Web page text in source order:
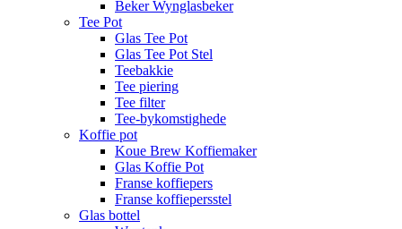
Beker Wynglasbeker
Tee Pot
Glas Tee Pot
Glas Tee Pot Stel
Teebakkie
Tee piering
Tee filter
Tee-bykomstighede
Koffie pot
Koue Brew Koffiemaker
Glas Koffie Pot
Franse koffiepers
Franse koffiepersstel
Glas bottel